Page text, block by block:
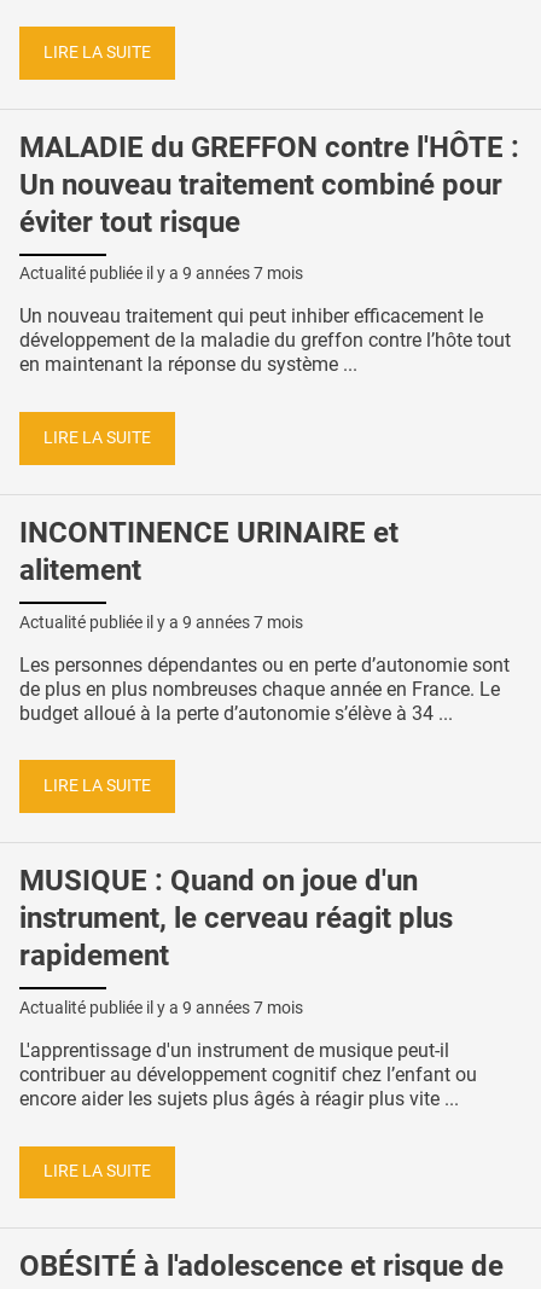
LIRE LA SUITE
MALADIE du GREFFON contre l'HÔTE :
Un nouveau traitement combiné pour
éviter tout risque
Actualité publiée il y a 9 années 7 mois
Un nouveau traitement qui peut inhiber efficacement le
développement de la maladie du greffon contre l’hôte tout
en maintenant la réponse du système ...
LIRE LA SUITE
INCONTINENCE URINAIRE et
alitement
Actualité publiée il y a 9 années 7 mois
Les personnes dépendantes ou en perte d’autonomie sont
de plus en plus nombreuses chaque année en France. Le
budget alloué à la perte d’autonomie s’élève à 34 ...
LIRE LA SUITE
MUSIQUE : Quand on joue d'un
instrument, le cerveau réagit plus
rapidement
Actualité publiée il y a 9 années 7 mois
L'apprentissage d'un instrument de musique peut-il
contribuer au développement cognitif chez l’enfant ou
encore aider les sujets plus âgés à réagir plus vite ...
LIRE LA SUITE
OBÉSITÉ à l'adolescence et risque de